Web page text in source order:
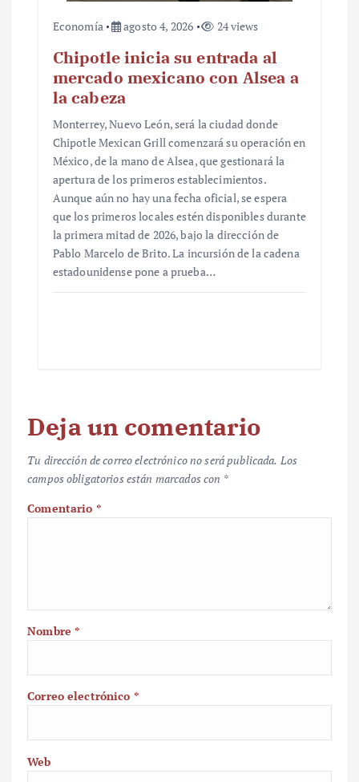
Economía agosto 4, 2026 24 views
Chipotle inicia su entrada al
mercado mexicano con Alsea a
la cabeza
Monterrey, Nuevo León, será la ciudad donde
Chipotle Mexican Grill comenzará su operación en
México, de la mano de Alsea, que gestionará la
apertura de los primeros establecimientos.
Aunque aún no hay una fecha oficial, se espera
que los primeros locales estén disponibles durante
la primera mitad de 2026, bajo la dirección de
Pablo Marcelo de Brito. La incursión de la cadena
estadounidense pone a prueba…
Deja un comentario
Tu dirección de correo electrónico no será publicada. Los
campos obligatorios están marcados con *
Comentario *
Nombre*
Correo electrónico *
Web